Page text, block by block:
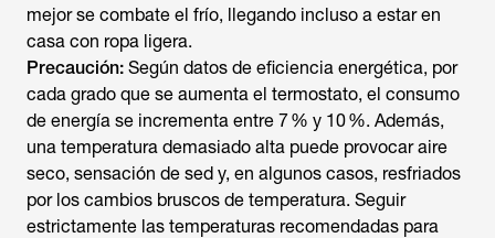
mejor se combate el frío, llegando incluso a estar en
Precaución: Según datos de eficiencia energética, por
cada grado que se aumenta el termostato, el consumo
de energía se incrementa entre 7 % y 10 %. Además,
una temperatura demasiado alta puede provocar aire
seco, sensación de sed y, en algunos casos, resfriados
por los cambios bruscos de temperatura. Seguir
estrictamente las temperaturas recomendadas para